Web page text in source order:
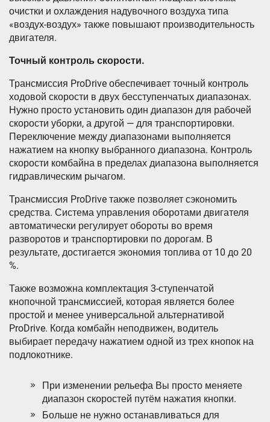
очистки и охлаждения надувочного воздуха типа
«воздух-воздух» также повышают производительность
двигателя.
Точный контроль скорости.
Трансмиссия ProDrive обеспечивает точный контроль
ходовой скорости в двух бесступенчатых диапазонах.
Нужно просто установить один диапазон для рабочей
скорости уборки, а другой — для транспортировки.
Переключение между диапазонами выполняется
нажатием на кнопку выбранного диапазона. Контроль
скорости комбайна в пределах диапазона выполняется
гидравлическим рычагом.
Трансмиссия ProDrive также позволяет сэкономить
средства. Система управления оборотами двигателя
автоматически регулирует обороты во время
разворотов и транспортировки по дорогам. В
результате, достигается экономия топлива от 10 до 20
%.
Также возможна комплектация 3-ступенчатой
кнопочной трансмиссией, которая является более
простой и менее универсальной альтернативой
ProDrive. Когда комбайн неподвижен, водитель
выбирает передачу нажатием одной из трех кнопок на
подлокотнике.
При изменении рельефа Вы просто меняете
диапазон скоростей путём нажатия кнопки.
Больше не нужно останавливаться для